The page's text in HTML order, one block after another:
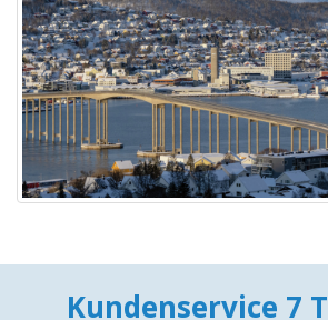
Kundenservice 7